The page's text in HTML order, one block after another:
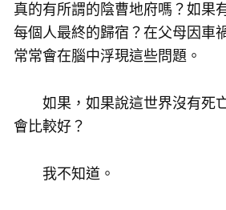
真的有所謂的陰曹地府嗎？如果
每個人最終的歸宿？在父母因車
常常會在腦中浮現這些問題。
如果，如果說這世界沒有死
會比較好？
我不知道。